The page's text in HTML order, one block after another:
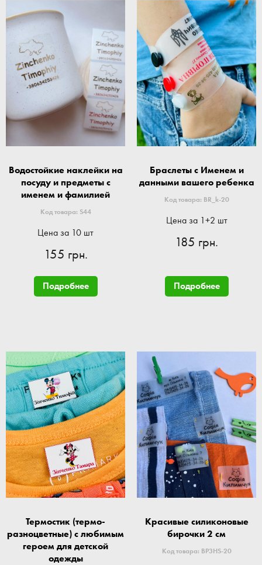
Водостойкие наклейки на
посуду и предметы с
именем и фамилией
Код товара: S44
Цена за 10 шт
155 грн.
Подробнее
Браслеты с Именем и
данными вашего ребенка
Код товара: BR_k-20
Цена за 1+2 шт
185 грн.
Подробнее
Термостик (термо-
разноцветные) с любимым
героем для детской
одежды
Красивые силиконовые
бирочки 2 см
Код товара: BP3HS-20